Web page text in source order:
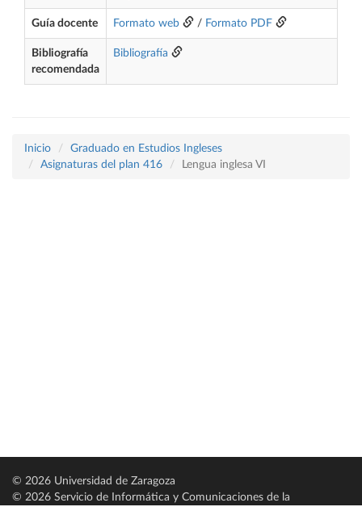
Guía docente Formato web / Formato PDF
Bibliografía
recomendada
Bibliografía
Inicio
Graduado en Estudios Ingleses
Asignaturas del plan 416
Lengua inglesa VI
© 2026 Universidad de Zaragoza
© 2026 Servicio de Informática y Comunicaciones de la